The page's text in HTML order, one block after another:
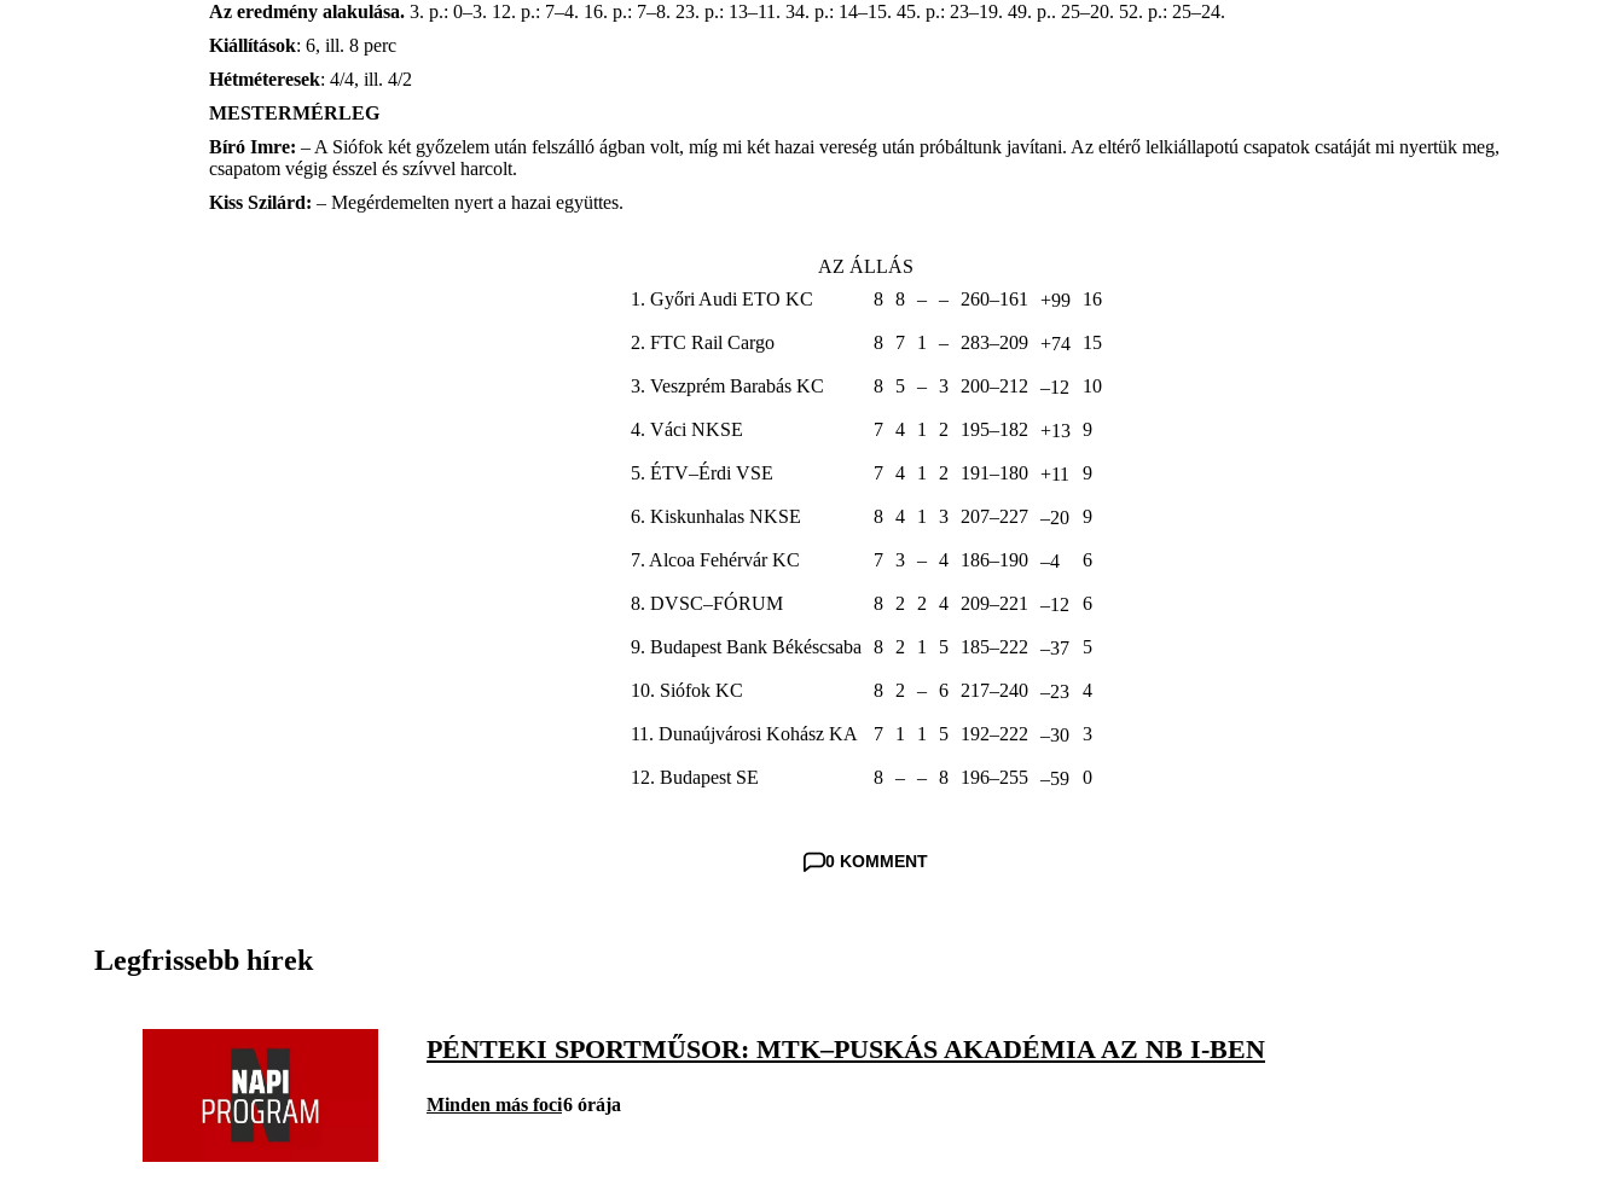
Az eredmény alakulása.3. p.: 0–3. 12. p.: 7–4. 16. p.: 7–8. 23. p.: 13–11. 34. p.: 14–15. 45. p.: 23–19. 49. p.. 25–20. 52. p.: 25–24.
Kiállítások: 6, ill. 8 perc
Hétméteresek: 4/4, ill. 4/2
MESTERMÉRLEG
Bíró Imre: – A Siófok két győzelem után felszálló ágban volt, míg mi két hazai vereség után próbáltunk javítani. Az eltérő lelkiállapotú csapatok csatáját mi nyertük meg,
csapatom végig ésszel és szívvel harcolt.
Kiss Szilárd: – Megérdemelten nyert a hazai együttes.
AZ ÁLLÁS
1. Győri Audi ETO KC
8 8 – – 260–161 +99 16
2. FTC Rail Cargo 8 7 1 – 283–209 +74 15
3. Veszprém Barabás KC 8 5 – 3 200–212 –12 10
4. Váci NKSE 7 4 1 2 195–182 +13 9
5. ÉTV–Érdi VSE 7 4 1 2 191–180 +11 9
6. Kiskunhalas NKSE 8 4 1 3 207–227 –20 9
7. Alcoa Fehérvár KC 7 3 – 4 186–190 –4 6
8. DVSC–FÓRUM 8 2 2 4 209–221 –12 6
9. Budapest Bank Békéscsaba 8 2 1 5 185–222 –37 5
10. Siófok KC 8 2 – 6 217–240 –23 4
11. Dunaújvárosi Kohász KA 7 1 1 5 192–222 –30 3
12. Budapest SE 8 – – 8 196–255 –59 0
0 KOMMENT
Legfrissebb hírek
PÉNTEKI SPORTMŰSOR: MTK–PUSKÁS AKADÉMIA AZ NB I-BEN
Minden más foci6 órája